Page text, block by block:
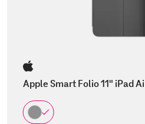
Apple Smart Folio 11" iPad